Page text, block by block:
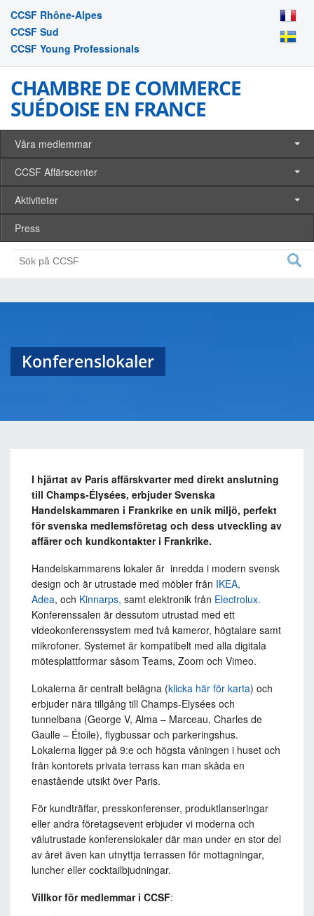
CCSF Rhône-Alpes
CCSF Sud
CCSF Young Professionals
CHAMBRE DE COMMERCE
SUÉDOISE EN FRANCE
Våra medlemmar
CCSF Affärscenter
Aktiviteter
Press
Konferenslokaler
I hjärtat av Paris affärskvarter med direkt anslutning
till Champs-Élysées, erbjuder Svenska
Handelskammaren i Frankrike en unik miljö, perfekt
för svenska medlemsföretag och dess utveckling av
affärer och kundkontakter i Frankrike.
Handelskammarens lokaler är inredda i modern svensk
design och är utrustade med möbler från IKEA,
Adea, och Kinnarps, samt elektronik från Electrolux.
Konferenssalen är dessutom utrustad med ett
videokonferenssystem med två kameror, högtalare samt
mikrofoner. Systemet är kompatibelt med alla digitala
mötesplattformar såsom Teams, Zoom och Vimeo.
Lokalerna är centralt belägna (klicka här för karta) och
erbjuder nära tillgång till Champs-Elysées och
tunnelbana (George V, Alma – Marceau, Charles de
Gaulle – Étoile), flygbussar och parkeringshus.
Lokalerna ligger på 9:e och högsta våningen i huset och
från kontorets privata terrass kan man skåda en
enastående utsikt över Paris.
För kundträffar, presskonferenser, produktlanseringar
eller andra företagsevent erbjuder vi moderna och
välutrustade konferenslokaler där man under en stor del
av året även kan utnyttja terrassen för mottagningar,
luncher eller cocktailbjudningar.
Villkor för medlemmar i CCSF: